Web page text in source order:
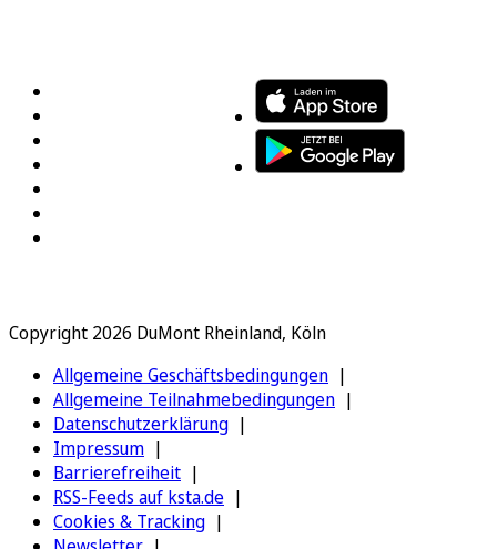
Copyright 2026 DuMont Rheinland, Köln
Allgemeine Geschäftsbedingungen
Allgemeine Teilnahmebedingungen
Datenschutzerklärung
Impressum
Barrierefreiheit
RSS-Feeds auf ksta.de
Cookies & Tracking